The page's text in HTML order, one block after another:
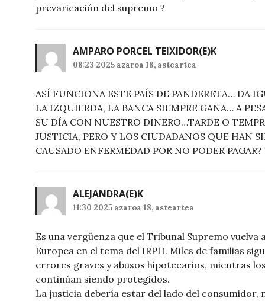
prevaricación del supremo ?
AMPARO PORCEL TEIXIDOR(E)K
08:23 2025 azaroa 18, asteartea
ASÍ FUNCIONA ESTE PAÍS DE PANDERETA… DA
LA IZQUIERDA, LA BANCA SIEMPRE GANA… A
SU DÍA CON NUESTRO DINERO…TARDE O
JUSTICIA, PERO Y LOS CIUDADANOS QUE HAN
CAUSADO ENFERMEDAD POR NO PODER
ALEJANDRA(E)K
11:30 2025 azaroa 18, asteartea
Es una vergüenza que el Tribunal Supremo
Europea en el tema del IRPH. Miles de familias
errores graves y abusos hipotecarios, mientras
continúan siendo protegidos.
La justicia debería estar del lado del consumidor,